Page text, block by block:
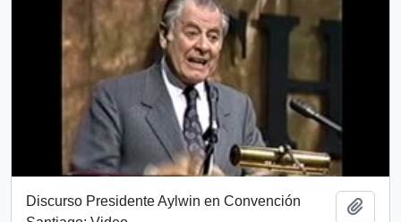
Discurso Presidente Aylwin en Convención